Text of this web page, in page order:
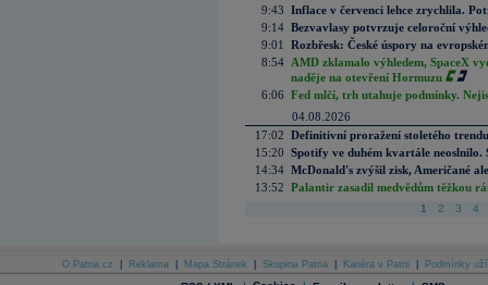
9:43 Inflace v červenci lehce zrychlila.
9:14 Bezvavlasy potvrzuje celoroční
9:01
Rozbřesk: České úspory na
8:54 AMD zklamalo výhledem, SpaceX
naděje na otevření Hormuzu
6:06 Fed mlčí, trh utahuje podmínky.
04.08.2026
17:02 Definitivní proražení stoletého
15:20 Spotify ve duhém kvartále neoslnilo.
14:34 McDonald's zvýšil zisk, Američané
13:52 Palantir zasadil medvědům těžkou
1 2 3 4
O Patria.cz Reklama Mapa Stránek Skupina Patria Kariéra v Patrii Podmínky